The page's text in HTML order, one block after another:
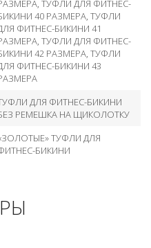
, ТУФЛИ ДЛЯ ФИТНЕС-
40 РАЗМЕРА, ТУФЛИ
ФИТНЕС-БИКИНИ 41
, ТУФЛИ ДЛЯ ФИТНЕС-
42 РАЗМЕРА, ТУФЛИ
ФИТНЕС-БИКИНИ 43
ДЛЯ ФИТНЕС-БИКИНИ
РЕМЕШКА НА ЩИКОЛОТКУ
ТУФЛИ ДЛЯ
БИКИНИ